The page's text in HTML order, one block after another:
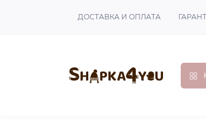
ДОСТАВКА И ОПЛАТА